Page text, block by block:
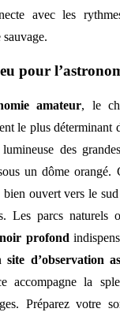
avec les
pour
amateur, le
le plus déterminant
des
un dôme orangé.
ouvert vers le
Les parcs naturels
profond
site d’observation
accompagne la
Préparez votre